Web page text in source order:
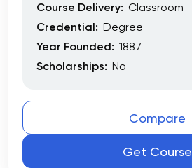
Course Delivery: Classroom
Credential: Degree
Year Founded: 1887
Scholarships: No
Compare
Get Course